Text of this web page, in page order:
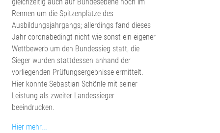
gleichzeitig auch auf Bundesebene noch im
Rennen um die Spitzenplätze des
Ausbildungsjahrgangs; allerdings fand dieses
Jahr coronabedingt nicht wie sonst ein eigener
Wettbewerb um den Bundessieg statt, die
Sieger wurden stattdessen anhand der
vorliegenden Prüfungsergebnisse ermittelt.
Hier konnte Sebastian Schönle mit seiner
Leistung als zweiter Landessieger
beeindrucken.
Hier mehr...